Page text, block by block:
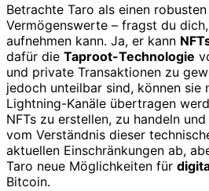
Betrachte Taro als einen
Vermögenswerte – fragst du
aufnehmen kann. Ja, er kann
dafür die Taproot-Technologie
und private Transaktionen zu
jedoch unteilbar sind, können sie
Lightning-Kanäle übertragen
NFTs zu erstellen, zu handeln
vom Verständnis dieser
aktuellen Einschränkungen ab,
Taro neue Möglichkeiten für
Bitcoin.